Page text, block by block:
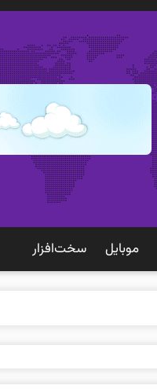
موبايل سخت‌افزار